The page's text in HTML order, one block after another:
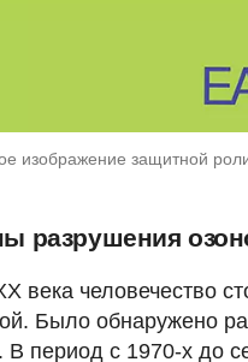
изображение защитной
разрушения
века человечество
Было обнаружено
В период с 1970-х до